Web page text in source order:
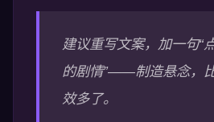
建议重写文案，加一句“
的剧情”——制造悬念，
效多了。